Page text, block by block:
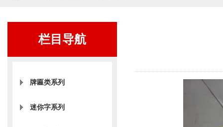
栏目导航
牌匾类系列
迷你字系列